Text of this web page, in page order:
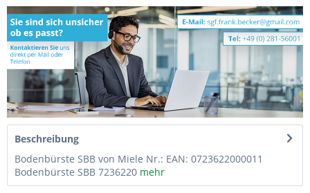
Beschreibung
Bodenbürste SBB von Miele Nr.: EAN: 0723622000011
Bodenbürste SBB 7236220 mehr